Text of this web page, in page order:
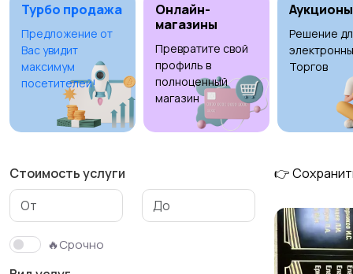
Изготовление на
заказ6
Продукты питания22
Турбо продажа
Предложение от
Вас увидит
максимум
посетителей!
Онлайн-
магазины
Превратите свой
профиль в
полноценный
магазин
Аукционы
Решение
Торгов
Стоимость услуги
🔥Срочно
👉